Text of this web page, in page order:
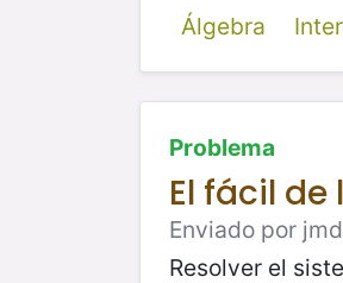
Álgebra
Problema
El fácil de
Enviado por
Resolver el